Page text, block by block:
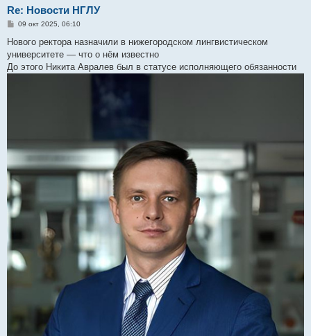
Re: Новости НГЛУ
С
о
щ
е
н
09 окт 2025, 06:10
Нового ректора назначили в нижегородском лингвистическом
университете — что о нём известно
До этого Никита Авралев был в статусе исполняющего обязанности